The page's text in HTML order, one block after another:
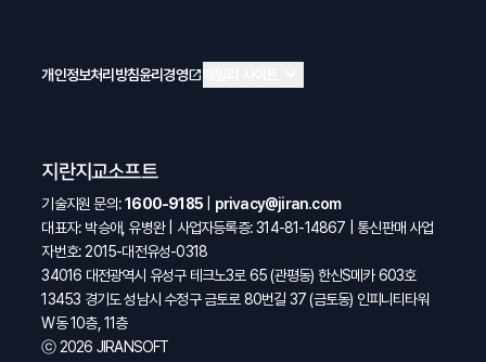
지란지교소프트
기술지원 문의:1600-9185
privacy@jiran.com
대표자: 박승애, 유병완 | 사업자등록증: 314-81-14867 | 통신판매 사업
자번호: 2015-대전유성-0318
34016 대전광역시 유성구 테크노3로 65 (관평동) 한신S메카 603호
13453 경기도 성남시 수정구 금토로 80번길 37 (금토동) 인피니티타워
W동 10층, 11층
ⓒ 2026 JIRANSOFT
개인정보처리방침윤리경영open_in_new